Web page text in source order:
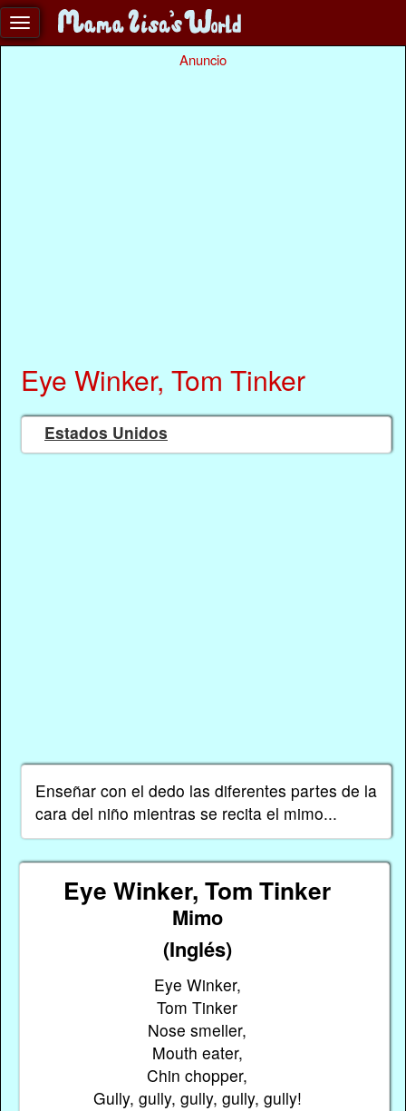
Anuncio
Eye Winker, Tom Tinker
Estados Unidos
Enseñar con el dedo las diferentes partes de la
cara del niño mientras se recita el mimo...
Eye Winker, Tom Tinker
Mimo
(Inglés)
Eye Winker,
Tom Tinker
Nose smeller,
Mouth eater,
Chin chopper,
Gully, gully, gully, gully, gully!